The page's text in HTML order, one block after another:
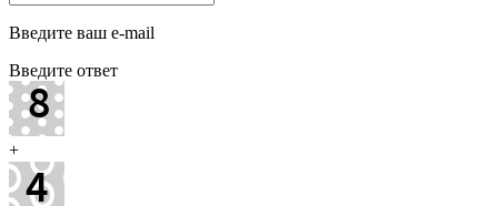
Введите ваш e-mail
Введите ответ
+